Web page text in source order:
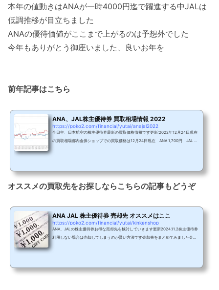
本年の値動きはANAが一時4000円迄で躍進する中JALは
低調推移が目立ちました
ANAの優待価値がここまで上がるのは予想外でした
今年もありがとう御座いました、良いお年を
前年記事はこちら
ANA、JAL株主優待券 買取相場情報 2022
https://poko2.com/financial/yutai/anajal2022
全日空、日本航空の株主優待券最新の買取価格情報です更新:2022年12月24日現在
の買取相場都内金券ショップでの買取価格は12月24日現在 ANA 1,700円 JAL 1,
5 ANA 1,400円－ JAL 2,800円－03/15 ANA 1,400円－ JAL 2,800円－03/19
...
オススメの買取先をお探しならこちらの記事もどうぞ
ANA JAL 株主優待券 売却先 オススメはここ
https://poko2.com/financial/yutai/kinkenshop
ANA、JALの株主優待券お得な売却先を検討していきます更新2024.11.2株主優待券
利用しない場合は売却してしまうのが賢い方法です売却先をまとめてみました金券
ょう買取価格上位のオススメショップを紹介していきますダイヤチケット新宿にあ